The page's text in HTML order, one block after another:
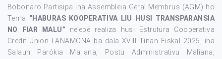
Bobonaro Partisipa iha Assembleia Geral Membrus (AGM) ho
Tema “HABURAS KOOPERATIVA LIU HUSI TRANSPARANSIA
NO FIAR MALU” ne’ebé realiza husi Estrutura Cooperativa
Credit Union LANAMONA ba dala XVIII Tinan Fiskal 2025, iha
Salaun Parókia Maliana, Postu Administrativu Maliana,